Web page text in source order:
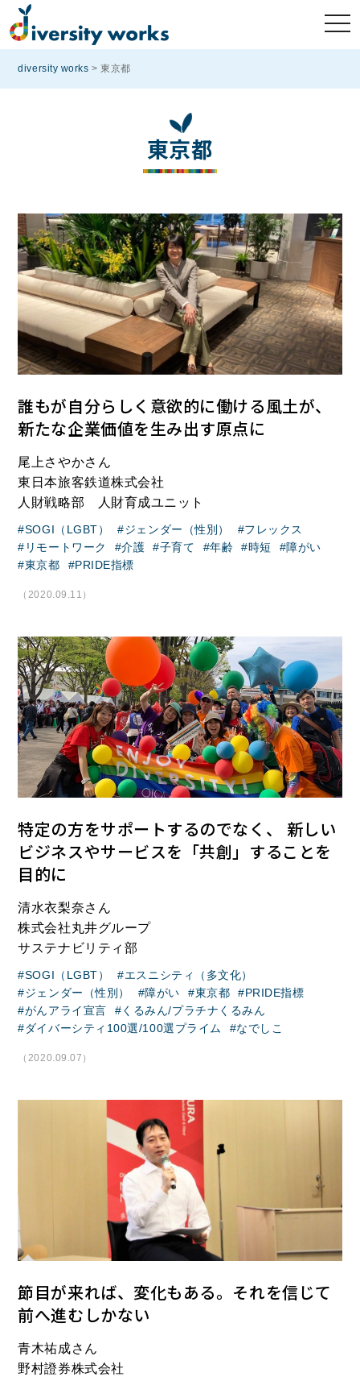
diversity works >東京都
東京都
誰もが自分らしく意欲的に働ける風土が、
新たな企業価値を生み出す原点に
尾上さやかさん
東日本旅客鉄道株式会社
人財戦略部 人財育成ユニット
SOGI（LGBT） ジェンダー（性別）
フレックス
リモートワーク
介護 子育て 年齢 時短
障がい
東京都
PRIDE指標
（2020.09.11）
特定の方をサポートするのでなく、 新しい
ビジネスやサービスを「共創」することを
目的に
清水衣梨奈さん
株式会社丸井グループ
サステナビリティ部
SOGI（LGBT）
エスニシティ（多文化）
ジェンダー（性別）
障がい 東京都
PRIDE指標
がんアライ宣言
くるみん/プラチナくるみん
ダイバーシティ100選/100選プライム
なでしこ
（2020.09.07）
節目が来れば、変化もある。それを信じて
前へ進むしかない
青木祐成さん
野村證券株式会社